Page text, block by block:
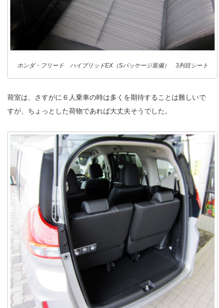
ホンダ・フリード ハイブリッドEX（Sパッケージ装備） 3列目シート
荷室は、さすがに６人乗車の時は多くを期待することは難しいで
すが、ちょっとした荷物であれば大丈夫そうでした。